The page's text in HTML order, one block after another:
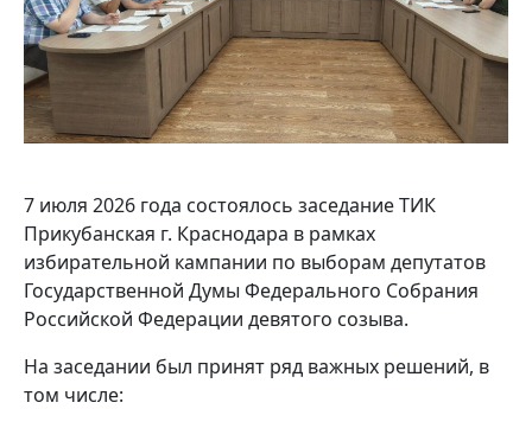
7 июля 2026 года состоялось заседание ТИК
Прикубанская г. Краснодара в рамках
избирательной кампании по выборам депутатов
Государственной Думы Федерального Собрания
Российской Федерации девятого созыва.
На заседании был принят ряд важных решений, в
том числе: